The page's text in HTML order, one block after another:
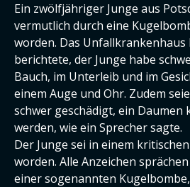
Ein zwölfjähriger Junge aus
vermutlich durch eine
worden. Das Unfallkrankenhaus
berichtete, der Junge habe
Bauch, im Unterleib und im
einem Auge und Ohr. Zudem
schwer geschädigt, ein
werden, wie ein Sprecher sagte.
Der Junge sei in einem
worden. Alle Anzeichen
einer sogenannten